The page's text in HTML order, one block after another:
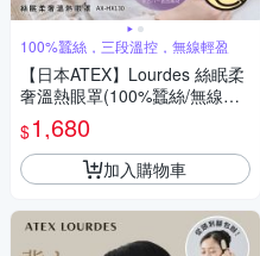
100%蠶絲，三段溫控，無線輕盈
【日本ATEX】Lourdes 絲眠柔
奢溫熱眼罩(100%蠶絲/無線設
計/熱敷眼罩) AX-HX130 (柔光
粉/夜幕黑/香檳金)
$1,680
加入購物車